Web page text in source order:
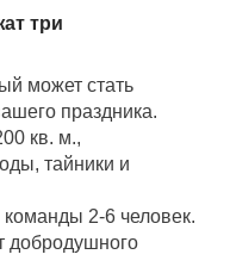
три
может стать
праздника.
кв. м.,
тайники и
2-6 человек.
добродушного